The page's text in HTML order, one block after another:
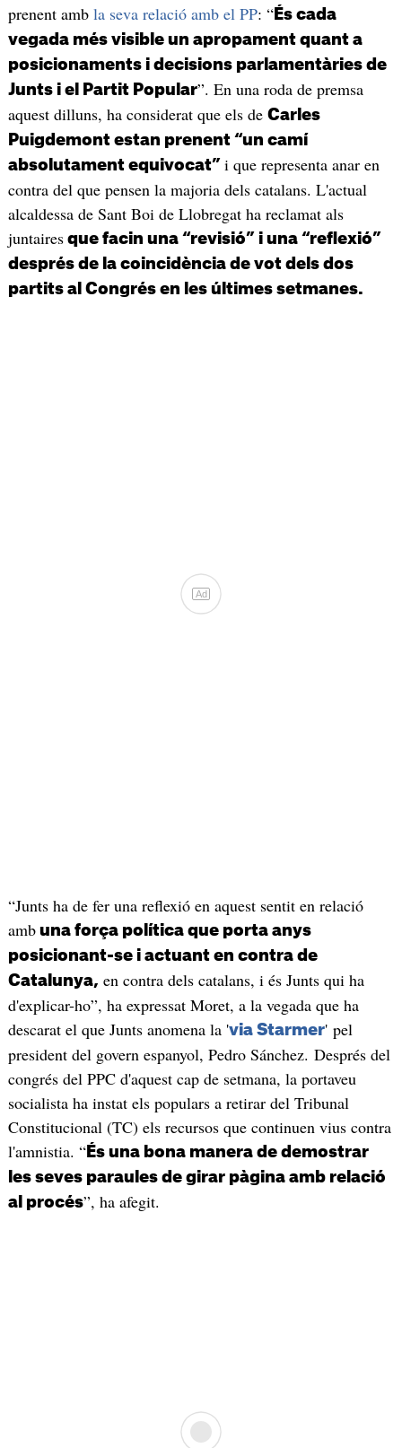
prenent amb la seva relació amb el PP: “És cada
vegada més visible un apropament quant a
posicionaments i decisions parlamentàries de
Junts i el Partit Popular”. En una roda de premsa
aquest dilluns, ha considerat que els de Carles
Puigdemont estan prenent “un camí
absolutament equivocat” i que representa anar en
contra del que pensen la majoria dels catalans. L'actual
alcaldessa de Sant Boi de Llobregat ha reclamat als
juntairesque facin una “revisió” i una “reflexió”
després de la coincidència de vot dels dos
partits al Congrés en les últimes setmanes.
Ad
“Junts ha de fer una reflexió en aquest sentit en relació
ambuna força política que porta anys
posicionant-se i actuant en contra de
Catalunya, en contra dels catalans, i és Junts qui ha
d'explicar-ho”, ha expressat Moret, a la vegada que ha
descarat el que Junts anomena la 'via Starmer' pel
president del govern espanyol, Pedro Sánchez. Després del
congrés del PPC d'aquest cap de setmana, la portaveu
socialista ha instat els populars a retirar del Tribunal
Constitucional (TC) els recursos que continuen vius contra
l'amnistia. “És una bona manera de demostrar
les seves paraules de girar pàgina amb relació
al procés”, ha afegit.